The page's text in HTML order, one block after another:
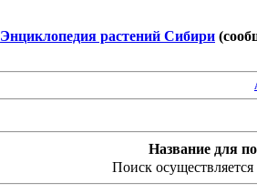
Энциклопедия растений Сибири
Название для
Поиск